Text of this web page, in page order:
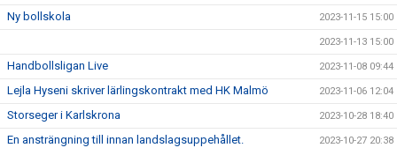
Ny bollskola 2023-11-15 15:00
2023-11-13 15:00
Handbollsligan Live 2023-11-08 09:44
Lejla Hyseni skriver lärlingskontrakt med HK Malmö 2023-11-06 12:04
Storseger i Karlskrona 2023-10-28 18:40
En ansträngning till innan landslagsuppehållet. 2023-10-27 20:38